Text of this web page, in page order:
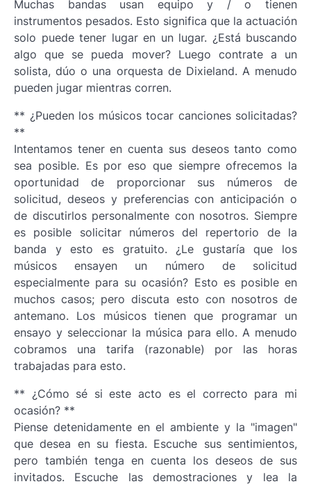
Muchas bandas usan equipo y / o tienen
instrumentos pesados. Esto significa que la actuación
solo puede tener lugar en un lugar. ¿Está buscando
algo que se pueda mover? Luego contrate a un
solista, dúo o una orquesta de Dixieland. A menudo
pueden jugar mientras corren.
** ¿Pueden los músicos tocar canciones solicitadas?
**
Intentamos tener en cuenta sus deseos tanto como
sea posible. Es por eso que siempre ofrecemos la
oportunidad de proporcionar sus números de
solicitud, deseos y preferencias con anticipación o
de discutirlos personalmente con nosotros. Siempre
es posible solicitar números del repertorio de la
banda y esto es gratuito. ¿Le gustaría que los
músicos ensayen un número de solicitud
especialmente para su ocasión? Esto es posible en
muchos casos; pero discuta esto con nosotros de
antemano. Los músicos tienen que programar un
ensayo y seleccionar la música para ello. A menudo
cobramos una tarifa (razonable) por las horas
trabajadas para esto.
** ¿Cómo sé si este acto es el correcto para mi
ocasión? **
Piense detenidamente en el ambiente y la "imagen"
que desea en su fiesta. Escuche sus sentimientos,
pero también tenga en cuenta los deseos de sus
invitados. Escuche las demostraciones y lea la